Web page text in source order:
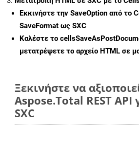
Εκκινήστε την SaveOption από το
SaveFormat ως SXC
Καλέστε το
μετατρέψετε το αρχείο HTML σε
Ξεκινήστε να
Aspose.Total REST API
SXC